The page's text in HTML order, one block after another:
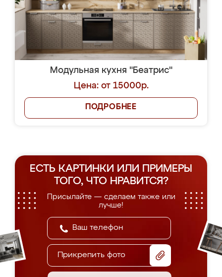
Модульная кухня "Беатрис"
Цена: от 15000р.
ПОДРОБНЕЕ
ЕСТЬ КАРТИНКИ ИЛИ ПРИМЕРЫ
ТОГО, ЧТО НРАВИТСЯ?
Присылайте — сделаем также или
лучше!
Прикрепить фото